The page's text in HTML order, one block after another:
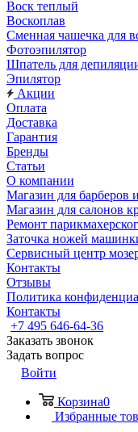
Воск теплый
Воскоплав
Сменная чашечка для
Фотоэпилятор
Шпатель для
Эпилятор
Акции
Оплата
Доставка
Гарантия
Бренды
Статьи
О компании
Магазин для барберов
Магазин для салонов
Ремонт
Заточка ножей
Сервисный центр
Контакты
Отзывы
Политика
Контакты
+7 495 646-64-36
Заказать звонок
Задать вопрос
Войти
Корзина0
Избранные